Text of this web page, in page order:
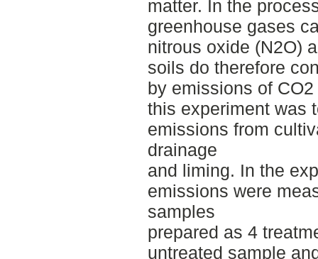
matter. In the
greenhouse gases
nitrous oxide (N2O)
soils do therefore
by emissions of
this experiment was
emissions from
drainage
and liming. In the
emissions were
samples
prepared as 4
untreated sample